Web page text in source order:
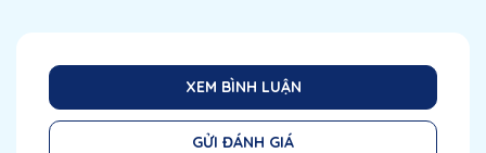
XEM BÌNH LUẬN
GỬI ĐÁNH GIÁ